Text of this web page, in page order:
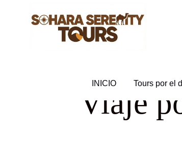
INICIO Tours por el
Viaje